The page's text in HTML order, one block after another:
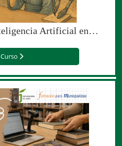
Aplicaciones de Inteligencia Artificial en bibliotecas (edición especial para el Ayuntamiento de Salamanca)
Curso